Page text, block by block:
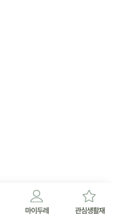
마이두레 관심생활재